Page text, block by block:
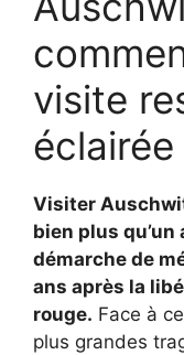
visite
Visiter
bien plus
démarche de
ans après la
rouge. Face à
plus grandes